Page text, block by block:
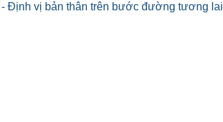
- Định vị bản thân trên bước đường tương lai